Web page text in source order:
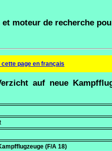
et moteur de recherche
cette page en français
auf neue
(F/A 18)